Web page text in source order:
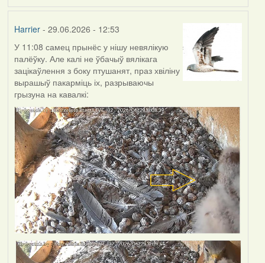
Harrier- 29.06.2026 - 12:53
У 11:08 самец прынёс у нішу невялікую
палёўку. Але калі не ўбачыў вялікага
зацікаўлення з боку птушанят, праз хвіліну
вырашыў пакарміць іх, разрываючы
грызуна на кавалкі: